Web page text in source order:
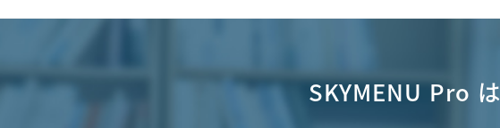
SKYMENU Pro は